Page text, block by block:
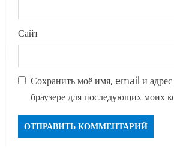
Сайт
Сохранить моё имя, email и адрес
браузере для последующих моих